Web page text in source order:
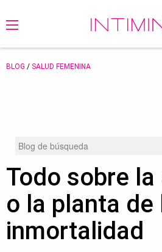
BLOG / SALUD FEMENINA
Todo sobre la
o la planta de
inmortalidad